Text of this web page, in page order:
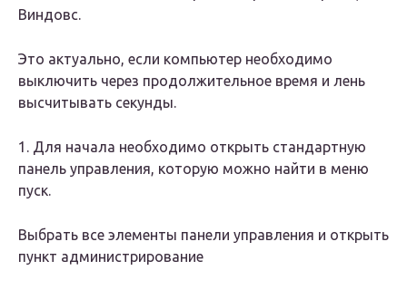
Виндовс.
Это актуально, если компьютер необходимо
выключить через продолжительное время и лень
высчитывать секунды.
1. Для начала необходимо открыть стандартную
панель управления, которую можно найти в меню
пуск.
Выбрать все элементы панели управления и открыть
пункт администрирование